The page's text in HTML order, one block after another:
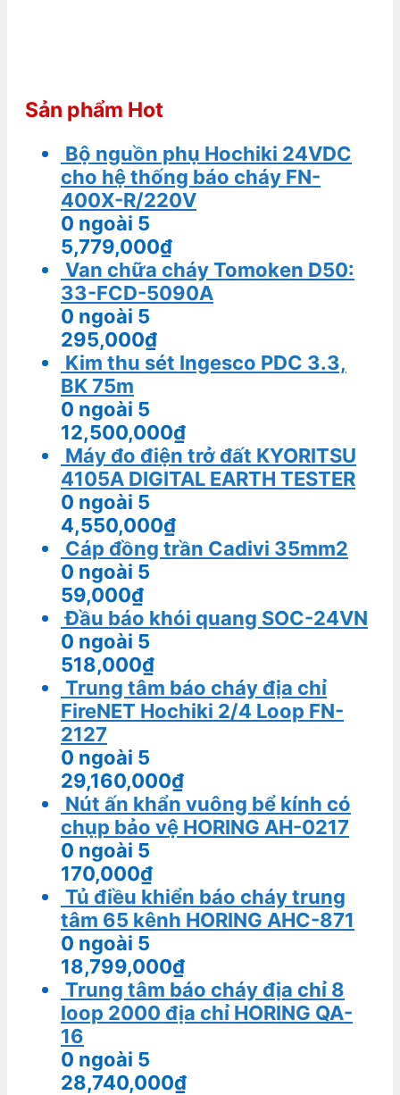
Sản phẩm Hot
Bộ nguồn phụ Hochiki 24VDC
cho hệ thống báo cháy FN-
400X-R/220V
0 ngoài 5
5,779,000₫
Van chữa cháy Tomoken D50:
33-FCD-5090A
0 ngoài 5
295,000₫
Kim thu sét Ingesco PDC 3.3,
BK 75m
0 ngoài 5
12,500,000₫
Máy đo điện trở đất KYORITSU
4105A DIGITAL EARTH TESTER
0 ngoài 5
4,550,000₫
Cáp đồng trần Cadivi 35mm2
0 ngoài 5
59,000₫
Đầu báo khói quang SOC-24VN
0 ngoài 5
518,000₫
Trung tâm báo cháy địa chỉ
FireNET Hochiki 2/4 Loop FN-
2127
0 ngoài 5
29,160,000₫
Nút ấn khẩn vuông bể kính có
chụp bảo vệ HORING AH-0217
0 ngoài 5
170,000₫
Tủ điều khiển báo cháy trung
tâm 65 kênh HORING AHC-871
0 ngoài 5
18,799,000₫
Trung tâm báo cháy địa chỉ 8
loop 2000 địa chỉ HORING QA-
16
0 ngoài 5
28,740,000₫